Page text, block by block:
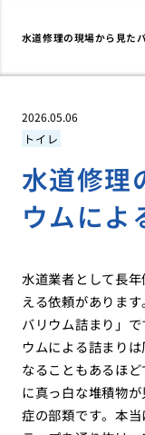
水道修理の現場から見た
2026.05.06
トイレ
水道修理
ウムによ
水道業者として長
える依頼がありま
バリウム詰まり」
ウムによる詰まり
なることもあるほ
に真っ白な堆積物
症の部類です。本